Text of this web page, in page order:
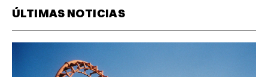
ÚLTIMAS NOTICIAS